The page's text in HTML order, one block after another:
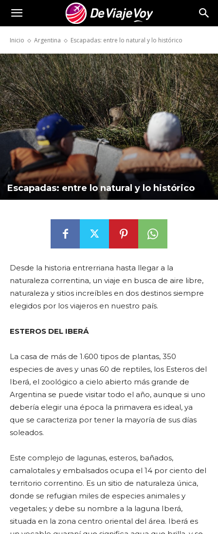
Viaje
Voy
Inicio Argentina Escapadas: entre lo natural y lo histórico
Escapadas: entre lo natural y lo histórico
Desde la historia entrerriana hasta llegar a la
naturaleza correntina, un viaje en busca de aire libre,
naturaleza y sitios increíbles en dos destinos siempre
elegidos por los viajeros en nuestro país.
ESTEROS DEL IBERÁ
La casa de más de 1.600 tipos de plantas, 350
especies de aves y unas 60 de reptiles, los Esteros del
Iberá, el zoológico a cielo abierto más grande de
Argentina se puede visitar todo el año, aunque si uno
debería elegir una época la primavera es ideal, ya
que se caracteriza por tener la mayoría de sus días
soleados.
Este complejo de lagunas, esteros, bañados,
camalotales y embalsados ocupa el 14 por ciento del
territorio correntino. Es un sitio de naturaleza única,
donde se refugian miles de especies animales y
vegetales; y debe su nombre a la laguna Iberá,
situada en la zona centro oriental del área. Iberá es